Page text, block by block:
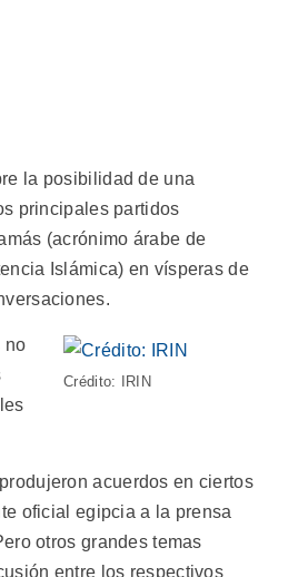
la posibilidad de una
principales partidos
(acrónimo árabe de
Islámica) en vísperas de
Crédito: IRIN
no
acuerdos en ciertos
oficial egipcia a la prensa
otros grandes temas
entre los respectivos